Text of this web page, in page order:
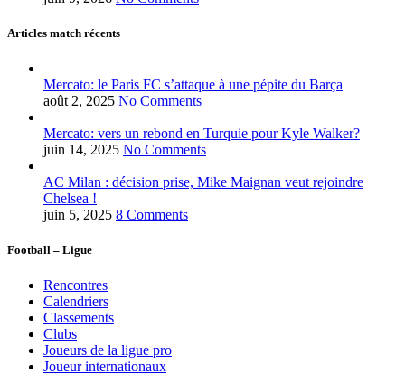
Articles match récents
Mercato: le Paris FC s’attaque à une pépite du Barça
août 2, 2025 No Comments
Mercato: vers un rebond en Turquie pour Kyle Walker?
juin 14, 2025 No Comments
AC Milan : décision prise, Mike Maignan veut rejoindre
Chelsea !
juin 5, 2025 8 Comments
Football – Ligue
Rencontres
Calendriers
Classements
Clubs
Joueurs de la ligue pro
Joueur internationaux